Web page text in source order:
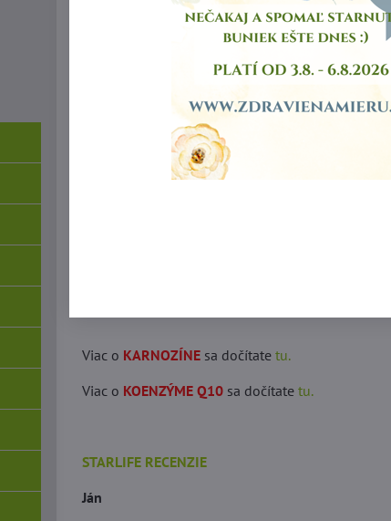
z kľúčových organických kyselín v živých
postupne mizne. Najväčšiu potrebu koenzýmu
energetickými stratami. So zvyšujúcim sa vekom
potrebné množstvo koenzýmu Q10, ktorý
normálnu hladinu koenzýmu Q10 príjmom z
roku života dochádza k úbytku koenzýmu Q10 v
polovina pôvodného množstva.
Viac o KARNOZÍNE sa dočítatetu.
Viac o KOENZÝME Q10 sa dočítatetu.
STARLIFE RECENZIE
Ján